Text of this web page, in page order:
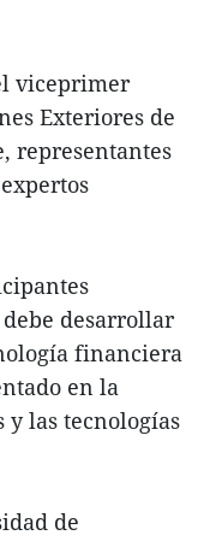
viceprimer
Exteriores de
representantes
desarrollar
financiera
en la
las tecnologías
de